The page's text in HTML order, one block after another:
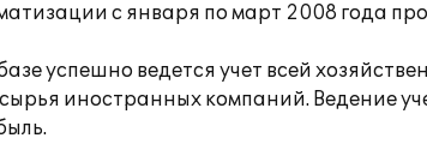
с января по март 2008 года
успешно ведется учет всей
иностранных компаний. Ведение